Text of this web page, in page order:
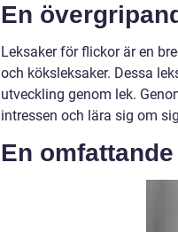
En
Leksaker för flickor är en
och köksleksaker. Dessa
utveckling genom lek.
intressen och lära sig om
En